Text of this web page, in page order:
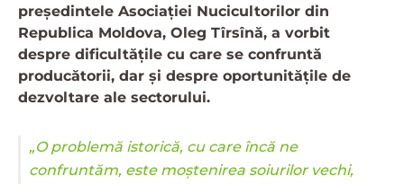
președintele Asociației Nucicultorilor din
Republica Moldova, Oleg Tîrsînă, a vorbit
despre dificultățile cu care se confruntă
producătorii, dar și despre oportunitățile de
dezvoltare ale sectorului.
„O problemă istorică, cu care încă ne
confruntăm, este moștenirea soiurilor vechi,